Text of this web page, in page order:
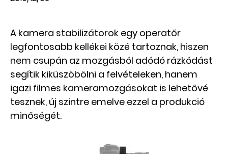
A kamera stabilizátorok egy operatőr
legfontosabb kellékei közé tartoznak, hiszen
nem csupán az mozgásból adódó rázkódást
segítik kiküszöbölni a felvételeken, hanem
igazi filmes kameramozgásokat is lehetővé
tesznek, új szintre emelve ezzel a produkció
minőségét.